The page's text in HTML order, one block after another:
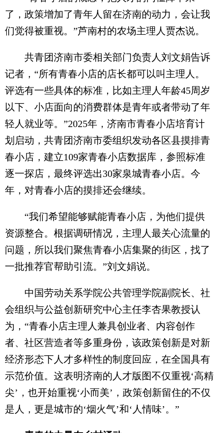
了，政策增加了青年人留在济南的动力，会让我
们觉得被重视。”芦南村的农场主理人贾杰说。
共青团济南市委相关部门负责人刘文娟告诉
记者，“所有青春小店的店长都可以叫主理人。
评选有一些具体的标准，比如主理人年龄45周岁
以下、小店面向的消费群体是青年或者带动了年
轻人就业等。”2025年，济南市青春小店培育计
划启动，共青团济南市委组织发动各区县摸排青
春小店，建立109家青春小店数据库，参照标准
逐一探店，最终评选出30家泉城青春小店。今
年，对青春小店的摸排还会继续。
“我们希望能够赋能青春小店，为他们提供
资源整合。根据调研情况，主理人最关心流量的
问题，所以我们聚焦青春小店集聚的街区，找了
一批推荐官帮助引流。”刘文娟说。
中国劳动关系学院公共管理学院副院长、社
会组织与公益创新研究中心主任李杏果教授认
为，“青春小店主理人兼具创业者、内容创作
者、社区营造者等多重身份，该政策创新是对新
经济形态下人才多样性的制度回应，在全国具有
示范价值。这表明济南的人才版图不仅重视‘高精
尖’，也开始重视‘小而美’，政策创新留住的不仅
是人，更是城市的‘烟火气’和‘人情味’。”